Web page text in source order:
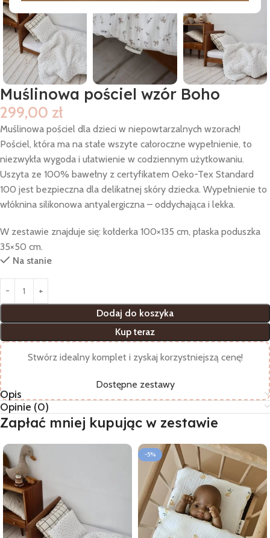
Muślinowa pościel wzór Boho
299,00 zł
Muślinowa pościel dla dzieci w niepowtarzalnych wzorach!
Pościel, która ma na stałe wszyte całoroczne wypełnienie, to
niezwykła wygoda i ułatwienie w codziennym użytkowaniu.
Uszyta ze 100% bawełny z certyfikatem Oeko-Tex Standard
100 jest bezpieczna dla delikatnej skóry dziecka. Wypełnienie to
włóknina silikonowa antyalergiczna – oddychająca i lekka.
W zestawie znajduje się: kołderka 100×135 cm, płaska poduszka
35×50 cm.
Na stanie
Dodaj do koszyka
Kup teraz
Stwórz idealny komplet i zyskaj korzystniejszą cenę!
Dostępne zestawy
Opis
Opinie (0)
Zapłać mniej kupując w zestawie
-5%